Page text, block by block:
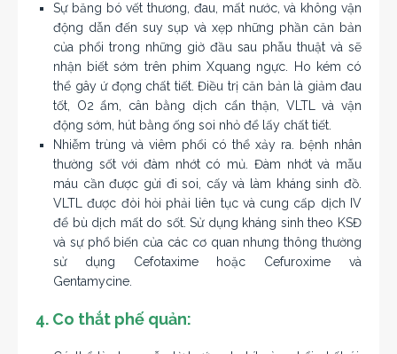
Sự băng bó vết thương, đau, mất nước, và không vận
động dẫn đến suy sụp và xẹp những phần căn bản
của phổi trong những giờ đầu sau phẫu thuật và sẽ
nhận biết sớm trên phim Xquang ngực. Ho kém có
thể gây ứ đọng chất tiết. Điều trị căn bản là giảm đau
tốt, O2 ẩm, cân bằng dịch cẩn thận, VLTL và vận
động sớm, hút bằng ống soi nhỏ để lấy chất tiết.
Nhiễm trùng và viêm phổi có thể xảy ra. bệnh nhân
thường sốt với đàm nhớt có mủ. Đàm nhớt và mẫu
máu cần được gửi đi soi, cấy và làm kháng sinh đồ.
VLTL được đòi hỏi phải liên tục và cung cấp dịch IV
để bù dịch mất do sốt. Sử dụng kháng sinh theo KSĐ
và sự phổ biến của các cơ quan nhưng thông thường
sử dụng Cefotaxime hoặc Cefuroxime và
Gentamycine.
4. Co thắt phế quản: